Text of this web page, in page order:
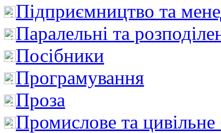
Підприємництво та
Паралельні та
Посібники
Програмування
Проза
Промислове та цивільне